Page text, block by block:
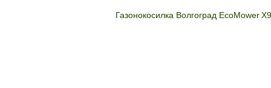
Газонокосилка Волгоград EcoMower X9